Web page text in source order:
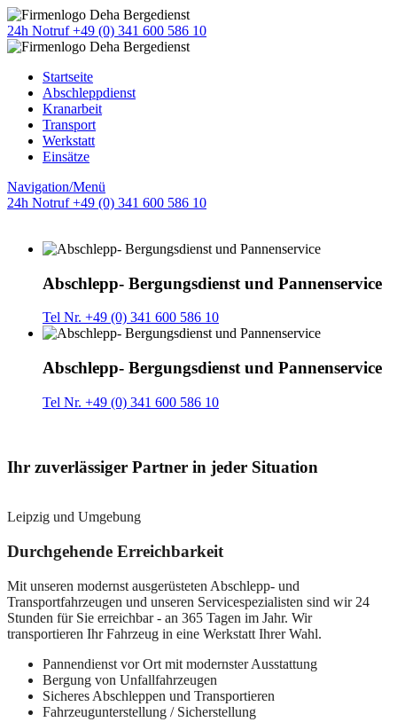
24h Notruf +49 (0) 341 600 586 10
Startseite
Abschleppdienst
Kranarbeit
Transport
Werkstatt
Einsätze
Navigation/Menü
24h Notruf +49 (0) 341 600 586 10
Abschlepp- Bergungsdienst und Pannenservice
Tel Nr. +49 (0) 341 600 586 10
Abschlepp- Bergungsdienst und Pannenservice
Tel Nr. +49 (0) 341 600 586 10
Ihr zuverlässiger Partner in jeder Situation
Leipzig und Umgebung
Durchgehende Erreichbarkeit
Mit unseren modernst ausgerüsteten Abschlepp- und
Transportfahrzeugen und unseren Servicespezialisten sind wir 24
Stunden für Sie erreichbar - an 365 Tagen im Jahr. Wir
transportieren Ihr Fahrzeug in eine Werkstatt Ihrer Wahl.
Pannendienst vor Ort mit modernster Ausstattung
Bergung von Unfallfahrzeugen
Sicheres Abschleppen und Transportieren
Fahrzeugunterstellung / Sicherstellung